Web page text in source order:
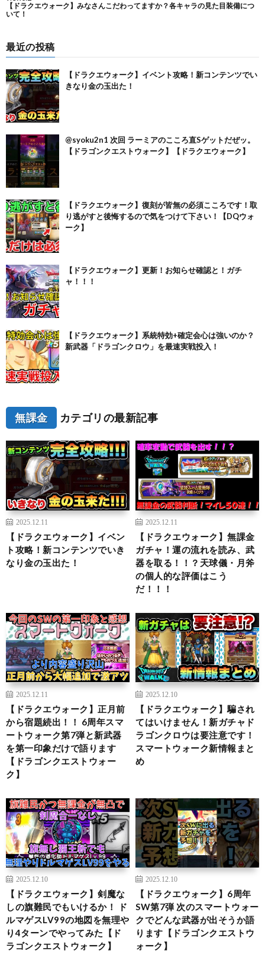
最近の投稿
【ドラクエウォーク】イベント攻略！新コンテンツでい
きなり金の玉出た！
@syoku2n1 次回 ラーミアのこころ直Sゲットだぜッ。
【ドラゴンクエストウォーク】【ドラクエウォーク】
【ドラクエウォーク】復刻が皆無の必須こころです！取
り逃がすと後悔するので気をつけて下さい！【DQウォ
ーク】
【ドラクエウォーク】更新！お知らせ確認と！ガチ
ャ！！！
【ドラクエウォーク】系統特効+確定会心は強いのか？
新武器「ドラゴンクロウ」を最速実戦投入！
無課金 カテゴリの最新記事
2025.12.11
【ドラクエウォーク】イベン
ト攻略！新コンテンツでいき
なり金の玉出た！
2025.12.11
【ドラクエウォーク】無課金
ガチャ！運の流れを読み、武
器を取る！！？天球儀・月斧
の個人的な評価はこう
だ！！！
2025.12.11
【ドラクエウォーク】正月前
から宿題続出！！ 6周年スマ
ートウォーク第7弾と新武器
を第一印象だけで語ります
【ドラゴンクエストウォー
ク】
2025.12.10
【ドラクエウォーク】騙され
てはいけません！新ガチャド
ラゴンクロウは要注意です！
スマートウォーク新情報まと
め
2025.12.10
【ドラクエウォーク】剣魔な
しの旗難民でもいけるか！ ド
ルマゲスLV99の地図を無理や
り4ターンでやってみた【ド
ラゴンクエストウォーク】
2025.12.10
【ドラクエウォーク】6周年
SW第7弾 次のスマートウォー
クでどんな武器が出そうか語
ります【ドラゴンクエストウ
ォーク】